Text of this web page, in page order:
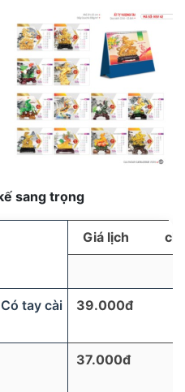
sang trọng
Giá lịch
tay cài
39.000đ
37.000đ